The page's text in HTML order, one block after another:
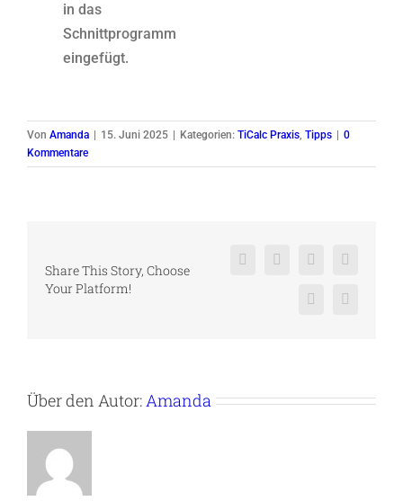
in das
Schnittprogramm
eingefügt.
Von Amanda 15. Juni 2025 Kategorien: TiCalc Praxis, Tipps
0
Kommentare
Share This Story, Choose
Your Platform!
Facebook
X RedditLinkedIn
PinterestVk
Über den Autor: Amanda